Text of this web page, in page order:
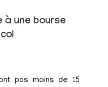
à une bourse
pas moins de 15